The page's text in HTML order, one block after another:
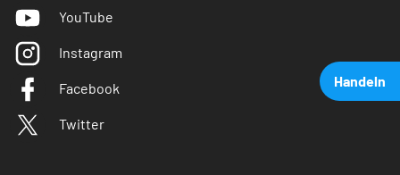
Handeln
YouTube
Instagram
Facebook
Twitter